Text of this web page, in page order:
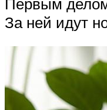
За ней идут